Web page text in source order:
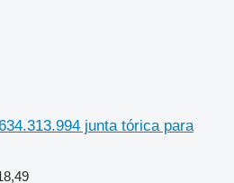
junta tórica para